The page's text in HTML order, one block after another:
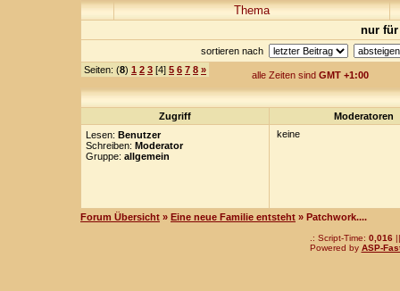
Thema
nur für
sortieren nach
Seiten: (8) 1 2 3 [4] 5 6 7 8 » alle Zeiten sind GMT +1:00
Zugriff
Moderatoren
Lesen: Benutzer
Schreiben: Moderator
Gruppe: allgemein
keine
Forum Übersicht » Eine neue Familie entsteht » Patchwork....
.: Script-Time: 0,016||
Powered by ASP-